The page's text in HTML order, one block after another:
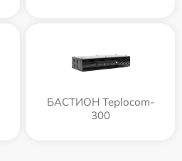
БАСТИОН Teplocom-
300